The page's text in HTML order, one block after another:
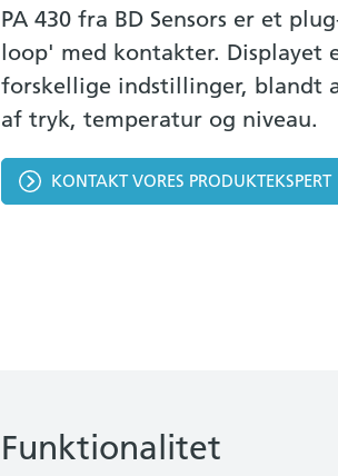
PA 430 fra BD Sensors er et
loop' med kontakter. Displayet
forskellige indstillinger, blandt
af tryk, temperatur og niveau.
KONTAKT VORES PRODUKTEKSPERT
Funktionalitet